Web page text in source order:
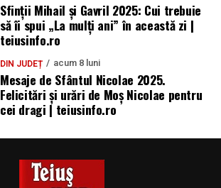
Sfinții Mihail și Gavril 2025: Cui trebuie
să îi spui „La mulţi ani” în această zi |
teiusinfo.ro
DIN JUDEȚ acum 8 luni
Mesaje de Sfântul Nicolae 2025.
Felicitări și urări de Moș Nicolae pentru
cei dragi | teiusinfo.ro